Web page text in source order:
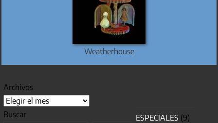
Weatherhouse
Archivos
Buscar
ESPECIALES (9)